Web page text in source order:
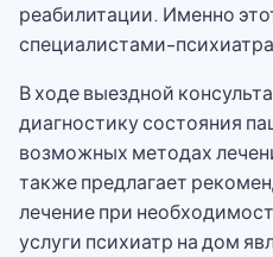
реабилитации. Именно
специалистами-
В ходе выездной
диагностику состояния
возможных методах
также предлагает
лечение при
услуги психиатр на дом